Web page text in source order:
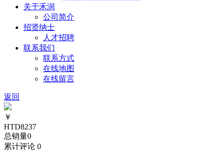
关于禾润
公司简介
招贤纳士
人才招聘
联系我们
联系方式
在线地图
在线留言
返回
￥
HTD8237
总销量0
累计评论 0